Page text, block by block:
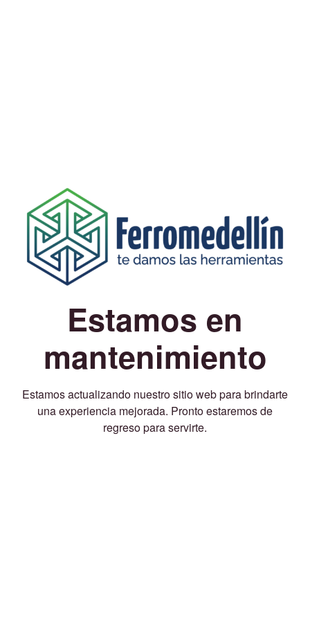
Estamos en
mantenimiento
Estamos actualizando nuestro sitio web para brindarte
una experiencia mejorada. Pronto estaremos de
regreso para servirte.